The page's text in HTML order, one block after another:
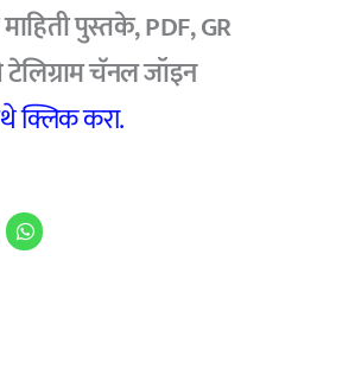
पुस्तके, PDF, GR
चॅनल जॉइन
क्लिक करा.